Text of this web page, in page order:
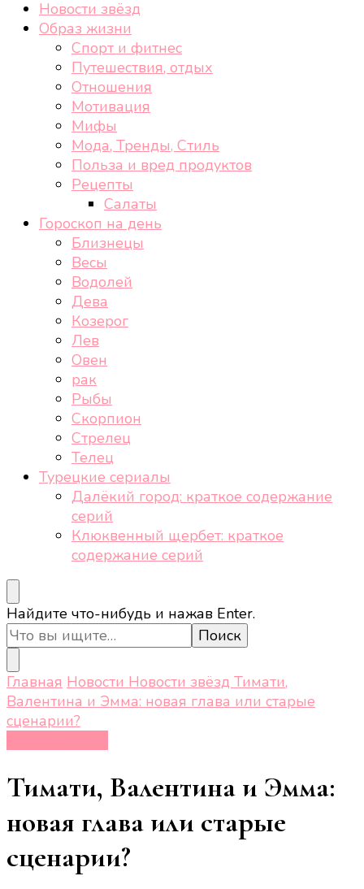
Новости звёзд
Образ жизни
Спорт и фитнес
Путешествия, отдых
Отношения
Мотивация
Мифы
Мода, Тренды, Стиль
Польза и вред продуктов
Рецепты
Салаты
Гороскоп на день
Близнецы
Весы
Водолей
Дева
Козерог
Лев
Овен
рак
Рыбы
Скорпион
Стрелец
Телец
Турецкие сериалы
Далёкий город: краткое содержание
серий
Клюквенный щербет: краткое
содержание серий
Ищите
что-
то?
Найдите что-нибудь и нажав Enter.
Главная Новости Новости звёзд Тимати,
Валентина и Эмма: новая глава или старые
сценарии?
Тимати, Валентина и Эмма:
новая глава или старые
сценарии?